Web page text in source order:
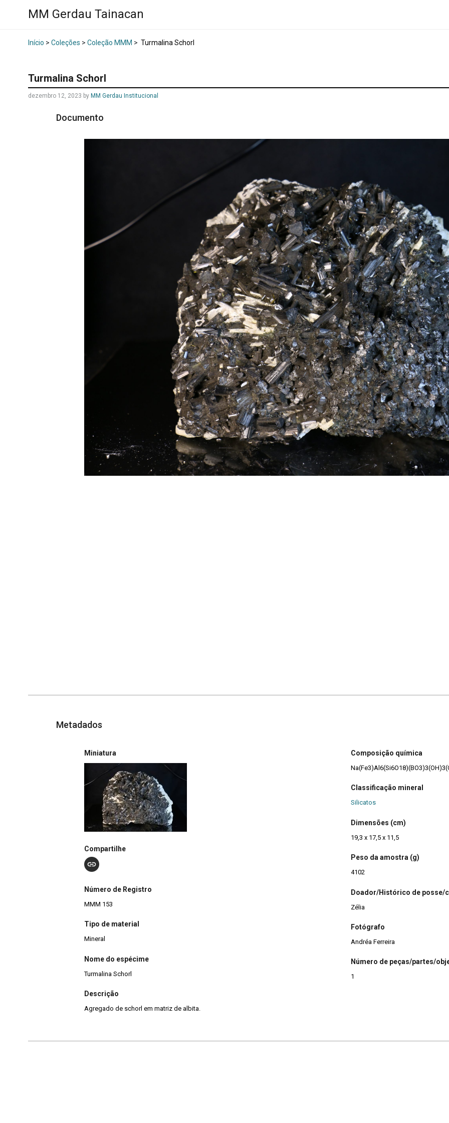
MM Gerdau Tainacan
Início > Coleções > Coleção MMM > Turmalina Schorl
Turmalina Schorl
dezembro 12, 2023 by MM Gerdau Institucional
Documento
Metadados
Miniatura
Compartilhe
Número de Registro
MMM 153
Tipo de material
Mineral
Nome do espécime
Turmalina Schorl
Descrição
Agregado de schorl em matriz de albita.
Composição química
Classificação mineral
Silicatos
Dimensões (cm)
19,3 x 17,5 x 11,5
Peso da amostra (g)
4102
Doador/Histórico de posse/
Zélia
Fotógrafo
Andréa Ferreira
Número de peças/partes/
1